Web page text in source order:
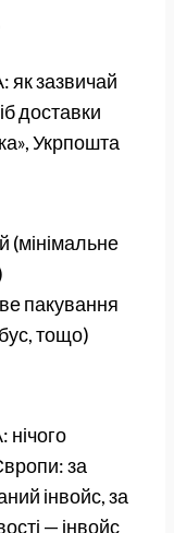
як зазвичай
доставки
Укрпошта
(мінімальне
пакування
тощо)
за
інвойс, за
— інвойс